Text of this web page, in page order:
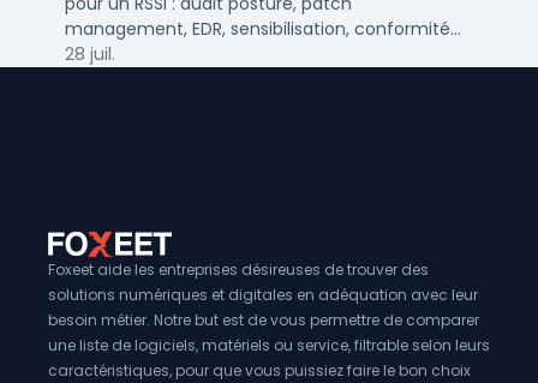
management, EDR, sensibilisation, conformité
NIS2 et plan de continuité.
28 juil.
Foxeet aide les entreprises désireuses de trouver des
solutions numériques et digitales en adéquation avec leur
besoin métier. Notre but est de vous permettre de comparer
une liste de logiciels, matériels ou service, filtrable selon leurs
caractéristiques, pour que vous puissiez faire le bon choix